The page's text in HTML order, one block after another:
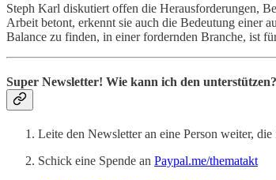
Steph Karl diskutiert offen die Herausforderungen,
Arbeit betont, erkennt sie auch die Bedeutung einer
Balance zu finden, in einer fordernden Branche, ist
Super Newsletter! Wie kann ich den unterstützen?
Leite den Newsletter an eine Person weiter,
Schick eine Spende an Paypal.me/thematakt